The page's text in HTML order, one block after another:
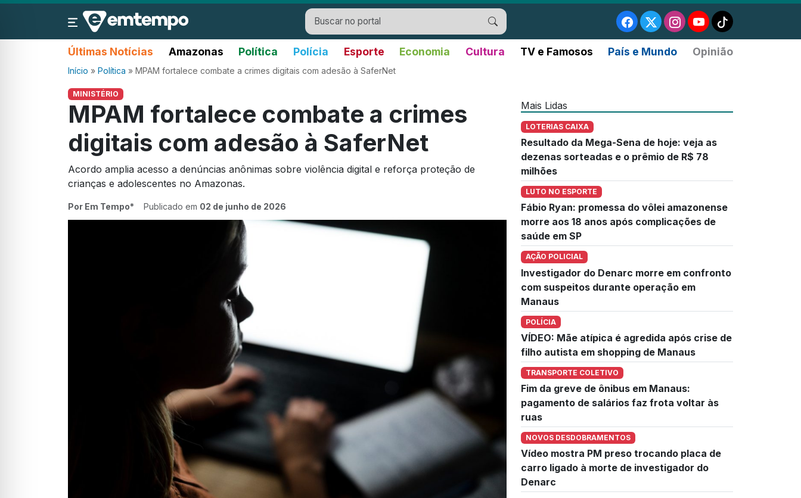
Últimas Notícias Amazonas Política Polícia Esporte Economia Cultura TV e Famosos País e Mundo Opinião
Início » Política » MPAM fortalece combate a crimes digitais com adesão à SaferNet
MINISTÉRIO
MPAM fortalece combate a crimes
digitais com adesão à SaferNet
Acordo amplia acesso a denúncias anônimas sobre violência digital e reforça proteção de
crianças e adolescentes no Amazonas.
Por Em Tempo* Publicado em 02 de junho de 2026
Mais Lidas
LOTERIAS CAIXA
Resultado da Mega-Sena de hoje: veja as
dezenas sorteadas e o prêmio de R$ 78
milhões
LUTO NO ESPORTE
Fábio Ryan: promessa do vôlei amazonense
morre aos 18 anos após complicações de
saúde em SP
AÇÃO POLICIAL
Investigador do Denarc morre em confronto
com suspeitos durante operação em
Manaus
POLÍCIA
VÍDEO: Mãe atípica é agredida após crise de
filho autista em shopping de Manaus
TRANSPORTE COLETIVO
Fim da greve de ônibus em Manaus:
pagamento de salários faz frota voltar às
ruas
NOVOS DESDOBRAMENTOS
Vídeo mostra PM preso trocando placa de
carro ligado à morte de investigador do
Denarc